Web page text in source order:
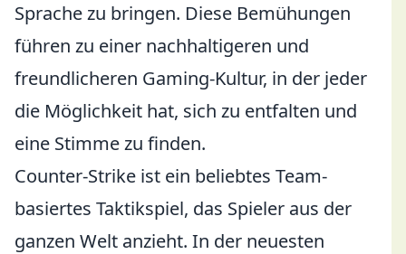
Sprache zu bringen. Diese Bemühungen
führen zu einer nachhaltigeren und
freundlicheren Gaming-Kultur, in der jeder
die Möglichkeit hat, sich zu entfalten und
eine Stimme zu finden.
Counter-Strike ist ein beliebtes Team-
basiertes Taktikspiel, das Spieler aus der
ganzen Welt anzieht. In der neuesten